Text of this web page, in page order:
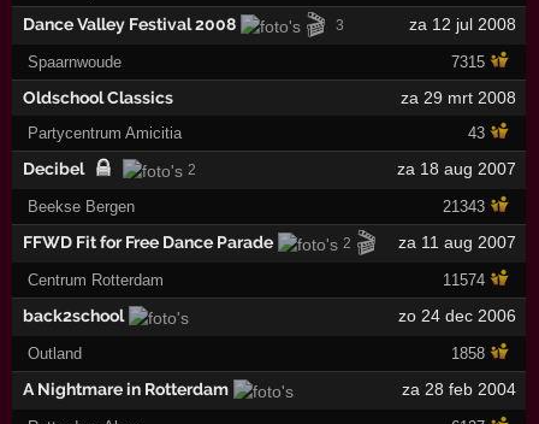
Dance Valley Festival 2008 🎬 3 za 12 jul 2008
Spaarnwoude 7315
Oldschool Classics za 29 mrt 2008
Partycentrum Amicitia 43
Decibel 2 za 18 aug 2007
Beekse Bergen 21343
FFWD Fit for Free Dance Parade 2 🎬 za 11 aug 2007
Centrum Rotterdam 11574
back2school zo 24 dec 2006
Outland 1858
A Nightmare in Rotterdam za 28 feb 2004